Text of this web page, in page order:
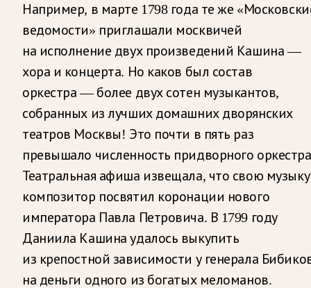
Например, в марте 1798 года те же
ведомости» приглашали москвичей
на исполнение двух произведений Кашина —
хора и концерта. Но каков был состав
оркестра — более двух сотен музыкантов,
собранных из лучших домашних дворянских
театров Москвы! Это почти в пять раз
превышало численность придворного
Театральная афиша извещала, что свою музыку
композитор посвятил коронации нового
императора Павла Петровича. В 1799 году
Даниила Кашина удалось выкупить
из крепостной зависимости у генерала
на деньги одного из богатых меломанов.